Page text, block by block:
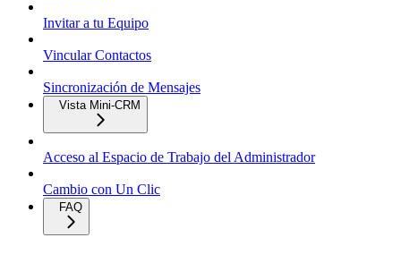
Invitar a tu Equipo
Vincular Contactos
Sincronización de Mensajes
Vista Mini-CRM
Acceso al Espacio de Trabajo del Administrador
Cambio con Un Clic
FAQ